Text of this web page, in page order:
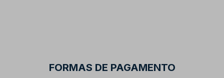
FORMAS DE PAGAMENTO